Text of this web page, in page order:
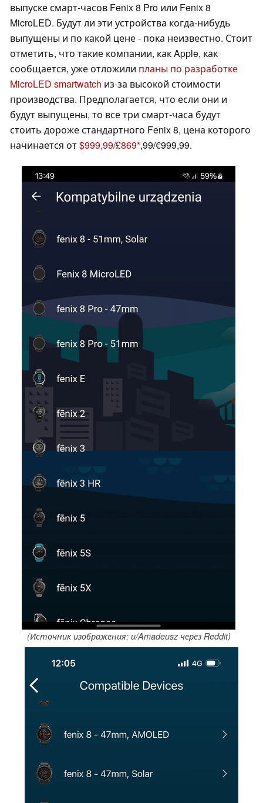
выпуске смарт-часов Fenix 8 Pro или Fenix 8
MicroLED. Будут ли эти устройства когда-нибудь
выпущены и по какой цене - пока неизвестно. Стоит
отметить, что такие компании, как Apple, как
сообщается, уже отложили планы по разработке
MicroLED smartwatch из-за высокой стоимости
производства. Предполагается, что если они и
будут выпущены, то все три смарт-часа будут
стоить дороже стандартного Fenix 8, цена которого
начинается от$999,99/£869 ,99/€999,99.
(Источник изображения: u/Amadeusz через Reddit)